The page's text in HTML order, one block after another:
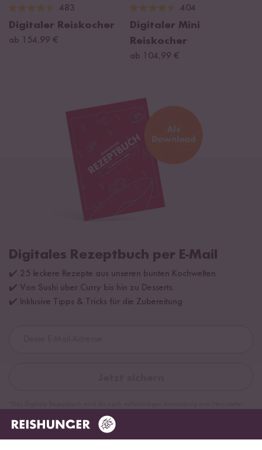
483
Digitaler Reiskocher
ab 154,99 €
404
Digitaler Mini
Reiskocher
ab 104,99 €
Digitales Rezeptbuch per E-Mail
✔️ 25 leckere Rezepte aus unseren bunten Kochwelten
✔️ Von Sushi über Curry bis hin zu Desserts
✔️ Inklusive Tipps & Tricks für die Zubereitung